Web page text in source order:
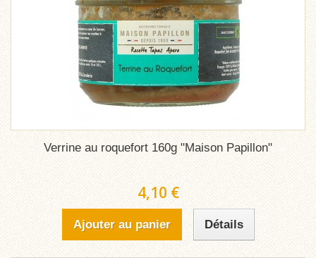
Verrine au roquefort 160g "Maison Papillon"
4,10 €
Ajouter au panier Détails